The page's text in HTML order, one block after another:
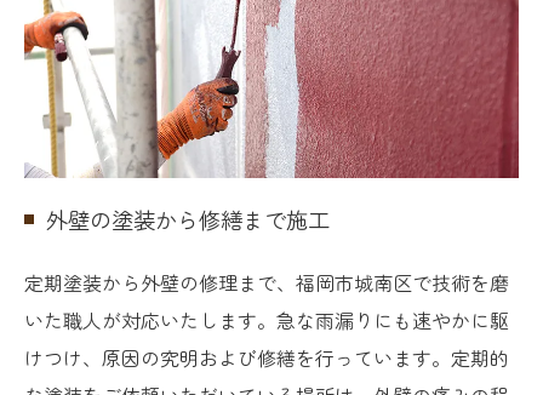
外壁の塗装から修繕まで施工
定期塗装から外壁の修理まで、福岡市城南区で技術を磨
いた職人が対応いたします。急な雨漏りにも速やかに駆
けつけ、原因の究明および修繕を行っています。定期的